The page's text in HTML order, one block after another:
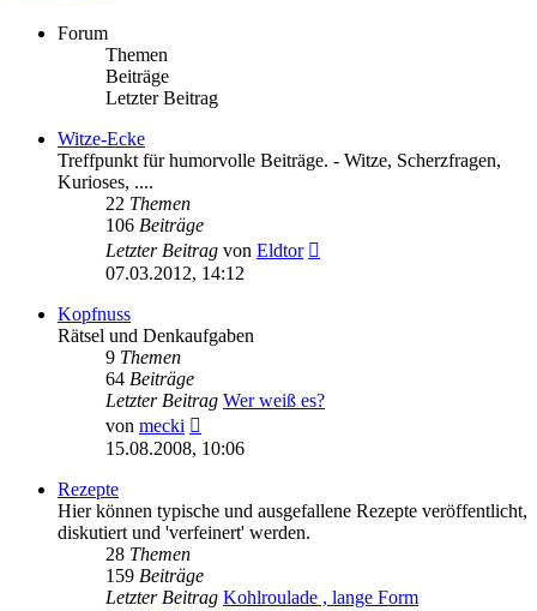
Forum
Themen
Beiträge
Letzter Beitrag
Witze-Ecke
Treffpunkt für humorvolle Beiträge. - Witze, Scherzfragen,
Kurioses, ....
22 Themen
106 Beiträge
Letzter Beitrag von Eldtor
07.03.2012, 14:12
Kopfnuss
Rätsel und Denkaufgaben
9 Themen
64 Beiträge
Letzter Beitrag Wer weiß es?
von mecki
Beitrag
15.08.2008, 10:06
Rezepte
Hier können typische und ausgefallene Rezepte veröffentlicht,
diskutiert und 'verfeinert' werden.
28 Themen
159 Beiträge
Letzter Beitrag Kohlroulade , lange Form